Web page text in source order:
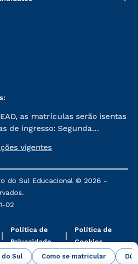
Sul Como se matricular
as matrículas serão isentas
de ingresso: Segunda
taxa de matrícula será de R$
aos cursos: Ensino
a Docência e Metodologia
Questões Atuais.
vigentes
do Sul Educacional © 2026 -
02
Política de
Privacidade
Política de
Cookies